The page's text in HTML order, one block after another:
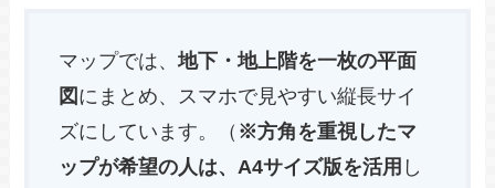
マップでは、地下・地上階を一枚の平面
図 にまとめ、スマホで見やすい縦長サイ
ズにしています。（ ※方角を重視したマ
ップが希望の人は、A4サイズ版を活用 し